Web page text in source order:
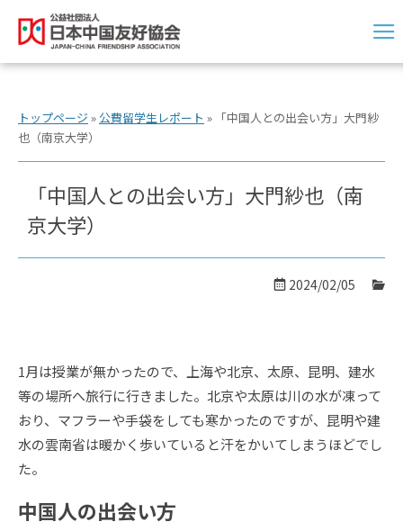
トップページ » 公費留学生レポート » 「中国人との出会い方」大門紗
也（南京大学）
「中国人との出会い方」大門紗也（南
京大学）
2024/02/05
1月は授業が無かったので、上海や北京、太原、昆明、建水
等の場所へ旅行に行きました。北京や太原は川の水が凍って
おり、マフラーや手袋をしても寒かったのですが、昆明や建
水の雲南省は暖かく歩いていると汗をかいてしまうほどでし
た。
中国人の出会い方